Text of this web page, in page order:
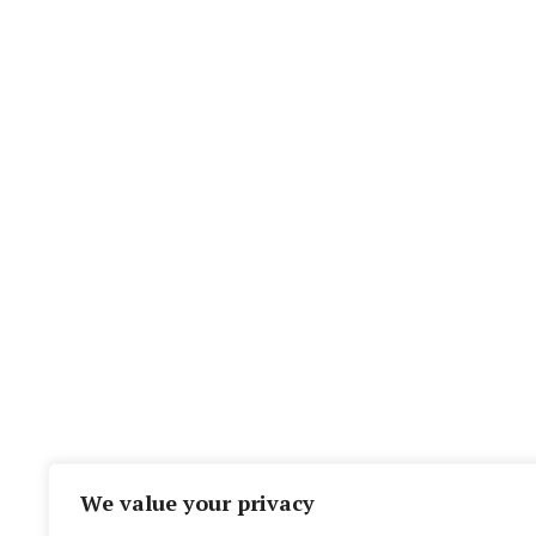
We value your privacy